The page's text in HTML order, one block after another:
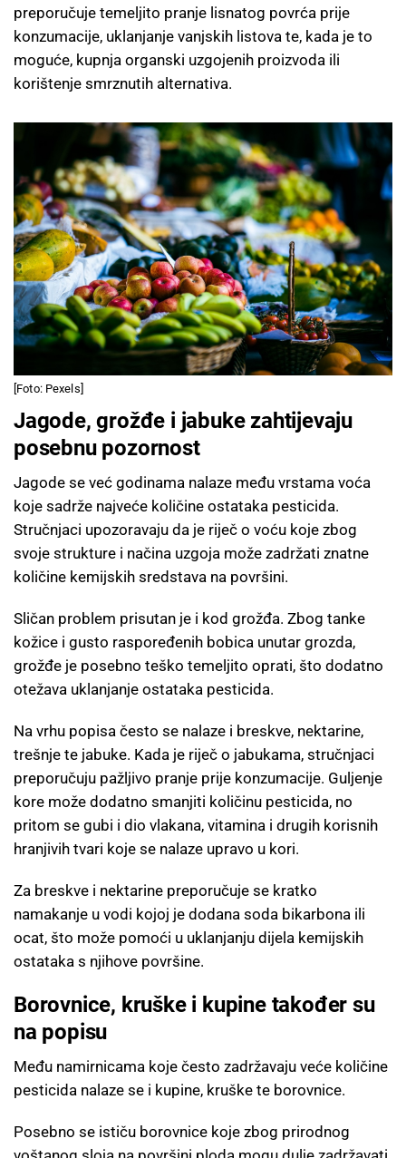
preporučuje temeljito pranje lisnatog povrća prije
konzumacije, uklanjanje vanjskih listova te, kada je to
moguće, kupnja organski uzgojenih proizvoda ili
korištenje smrznutih alternativa.
[Foto: Pexels]
Jagode, grožđe i jabuke zahtijevaju
posebnu pozornost
Jagode se već godinama nalaze među vrstama voća
koje sadrže najveće količine ostataka pesticida.
Stručnjaci upozoravaju da je riječ o voću koje zbog
svoje strukture i načina uzgoja može zadržati znatne
količine kemijskih sredstava na površini.
Sličan problem prisutan je i kod grožđa. Zbog tanke
kožice i gusto raspoređenih bobica unutar grozda,
grožđe je posebno teško temeljito oprati, što dodatno
otežava uklanjanje ostataka pesticida.
Na vrhu popisa često se nalaze i breskve, nektarine,
trešnje te jabuke. Kada je riječ o jabukama, stručnjaci
preporučuju pažljivo pranje prije konzumacije. Guljenje
kore može dodatno smanjiti količinu pesticida, no
pritom se gubi i dio vlakana, vitamina i drugih korisnih
hranjivih tvari koje se nalaze upravo u kori.
Za breskve i nektarine preporučuje se kratko
namakanje u vodi kojoj je dodana soda bikarbona ili
ocat, što može pomoći u uklanjanju dijela kemijskih
ostataka s njihove površine.
Borovnice, kruške i kupine također su
na popisu
Među namirnicama koje često zadržavaju veće količine
pesticida nalaze se i kupine, kruške te borovnice.
Posebno se ističu borovnice koje zbog prirodnog